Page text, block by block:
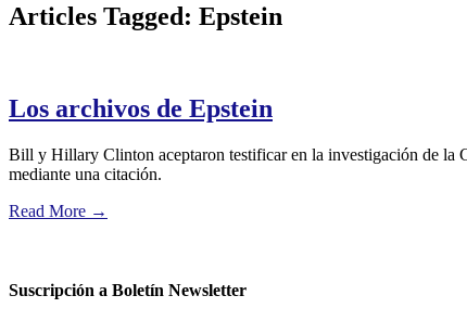
Articles Tagged: Epstein
Los archivos de Epstein
Bill y Hillary Clinton aceptaron testificar en la investigación de la
mediante una citación.
Read More →
Suscripción a Boletín Newsletter